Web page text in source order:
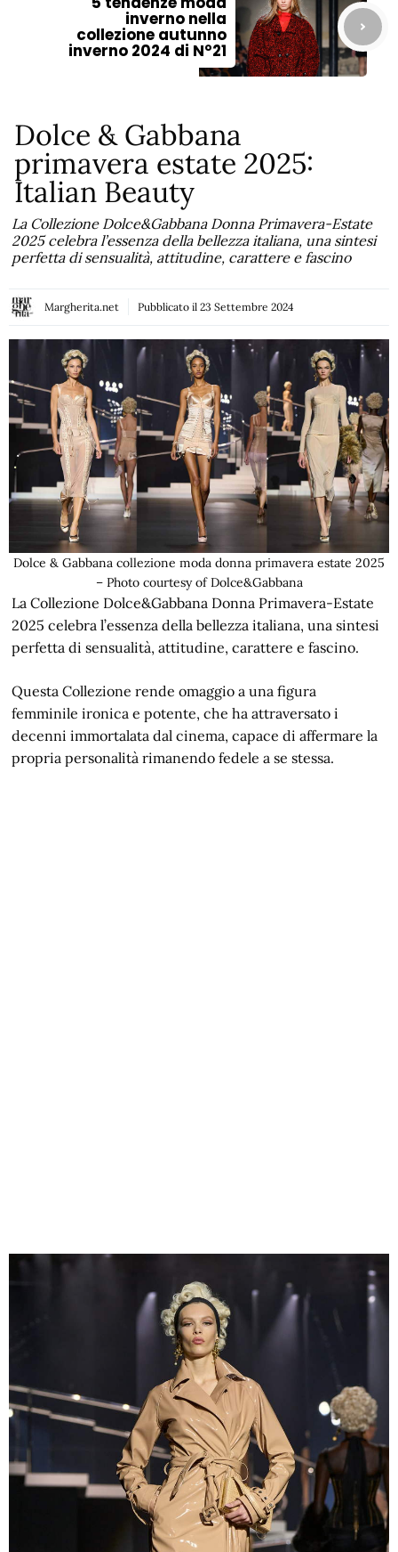
inverno nella
collezione autunno
inverno 2024 di N°21
Dolce & Gabbana
primavera estate 2025:
Italian Beauty
La Collezione Dolce&Gabbana Donna Primavera-Estate
2025 celebra l’essenza della bellezza italiana, una sintesi
perfetta di sensualità, attitudine, carattere e fascino
Margherita.net Pubblicato il 23 Settembre 2024
Dolce & Gabbana collezione moda donna primavera estate 2025
– Photo courtesy of Dolce&Gabbana
La Collezione Dolce&Gabbana Donna Primavera-Estate
2025 celebra l’essenza della bellezza italiana, una sintesi
perfetta di sensualità, attitudine, carattere e fascino.
Questa Collezione rende omaggio a una figura
femminile ironica e potente, che ha attraversato i
decenni immortalata dal cinema, capace di affermare la
propria personalità rimanendo fedele a se stessa.